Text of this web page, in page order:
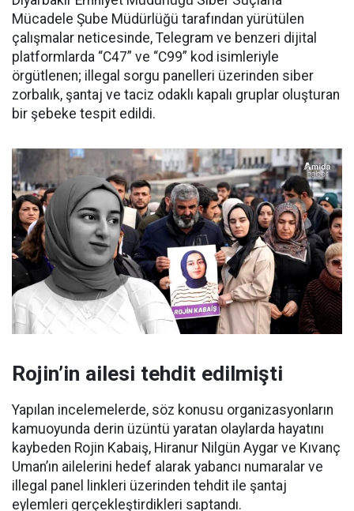
Mücadele Şube Müdürlüğü tarafından yürütülen
çalışmalar neticesinde, Telegram ve benzeri dijital
platformlarda “C47” ve “C99” kod isimleriyle
örgütlenen; illegal sorgu panelleri üzerinden siber
zorbalık, şantaj ve taciz odaklı kapalı gruplar oluşturan
bir şebeke tespit edildi.
Rojin’in ailesi tehdit edilmişti
Yapılan incelemelerde, söz konusu organizasyonların
kamuoyunda derin üzüntü yaratan olaylarda hayatını
kaybeden Rojin Kabaiş, Hiranur Nilgün Aygar ve Kıvanç
Uman’ın ailelerini hedef alarak yabancı numaralar ve
illegal panel linkleri üzerinden tehdit ile şantaj
eylemleri gerçekleştirdikleri saptandı.